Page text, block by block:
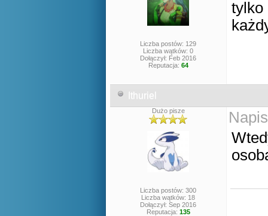
Liczba postów: 129
Liczba wątków: 0
Dołączył: Feb 2016
Reputacja: 64
tylko
Ithuriel
Dużo pisze
Liczba postów: 300
Liczba wątków: 18
Dołączył: Sep 2016
Reputacja: 135